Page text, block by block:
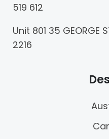
519 612
Unit 801 35 GEORGE
2216